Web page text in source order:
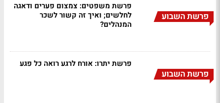
פרשת השבוע
פרשת משפטים: צמצום פערים ודאגה
לחלשים; ואיך זה קשור לשכר
המנהלים?
פרשת השבוע
פרשת יתרו: אורח לרגע רואה כל פגע